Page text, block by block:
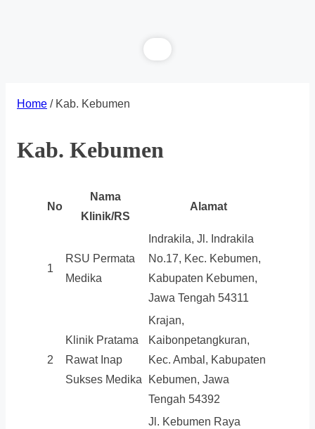
Home / Kab. Kebumen
Kab. Kebumen
No
Nama
Klinik/RS
Alamat
1
RSU Permata
Medika
Indrakila, Jl. Indrakila
No.17, Kec. Kebumen,
Kabupaten Kebumen,
Jawa Tengah 54311
2
Klinik Pratama
Rawat Inap
Sukses Medika
Krajan,
Kaibonpetangkuran,
Kec. Ambal, Kabupaten
Kebumen, Jawa
Tengah 54392
Jl. Kebumen Raya